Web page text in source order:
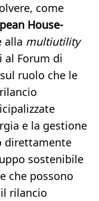
come
House-
alla multiutility
al Forum di
ruolo che le
e la gestione
direttamente
sostenibile
che possono
rilancio